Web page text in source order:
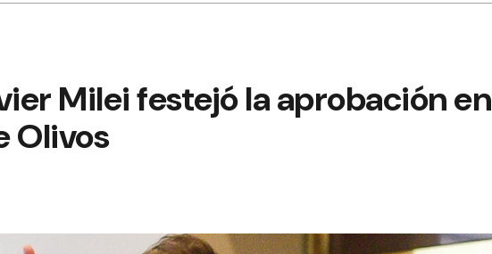
Milei festejó la aprobación en
Olivos